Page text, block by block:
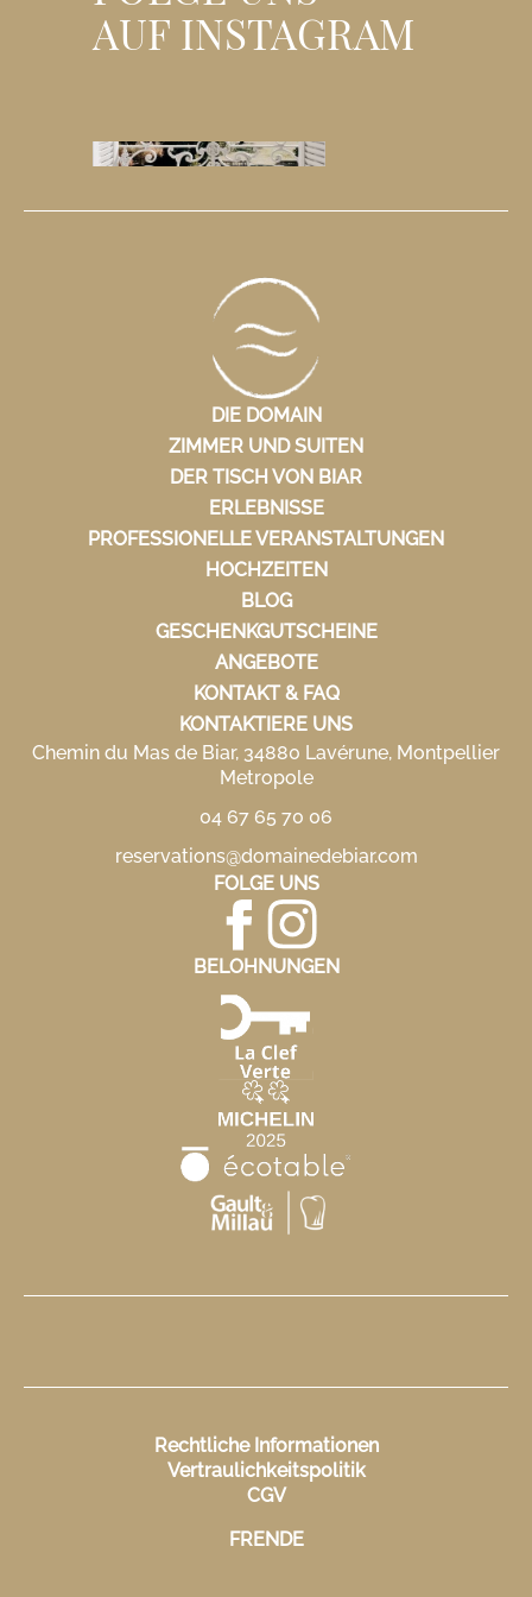
AUF INSTAGRAM
DIE DOMAIN
ZIMMER UND SUITEN
DER TISCH VON BIAR
ERLEBNISSE
PROFESSIONELLE VERANSTALTUNGEN
HOCHZEITEN
BLOG
GESCHENKGUTSCHEINE
ANGEBOTE
KONTAKT & FAQ
KONTAKTIERE UNS
Chemin du Mas de Biar, 34880 Lavérune, Montpellier
Metropole
04 67 65 70 06
reservations@domainedebiar.com
FOLGE UNS
BELOHNUNGEN
Rechtliche Informationen
Vertraulichkeitspolitik
CGV
FRENDE